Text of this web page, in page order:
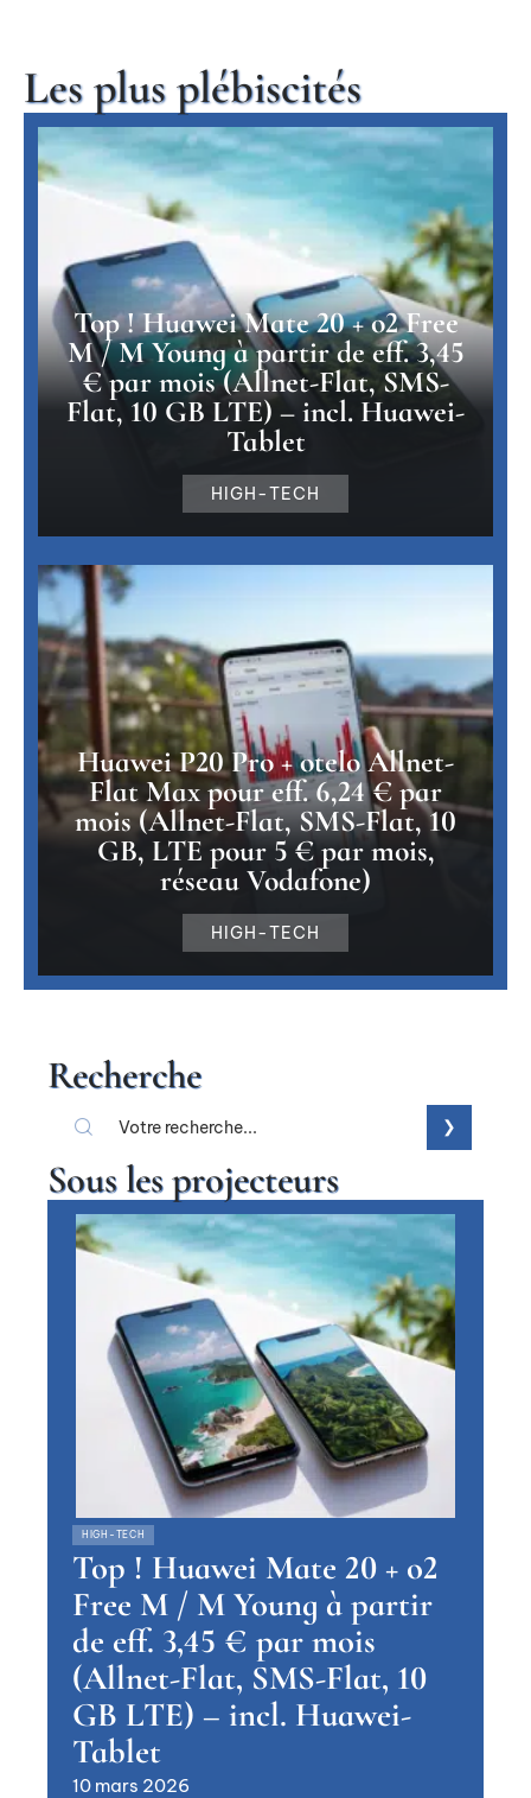
Les plus plébiscités
Top ! Huawei Mate 20 + o2 Free
M / M Young à partir de eff. 3,45
€ par mois (Allnet-Flat, SMS-
Flat, 10 GB LTE) – incl. Huawei-
Tablet
HIGH-TECH
Huawei P20 Pro + otelo Allnet-
Flat Max pour eff. 6,24 € par
mois (Allnet-Flat, SMS-Flat, 10
GB, LTE pour 5 € par mois,
réseau Vodafone)
HIGH-TECH
Recherche
Sous les projecteurs
HIGH-TECH
Top ! Huawei Mate 20 + o2
Free M / M Young à partir
de eff. 3,45 € par mois
(Allnet-Flat, SMS-Flat, 10
GB LTE) – incl. Huawei-
Tablet
10 mars 2026